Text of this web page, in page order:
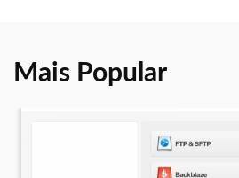
Mais Popular